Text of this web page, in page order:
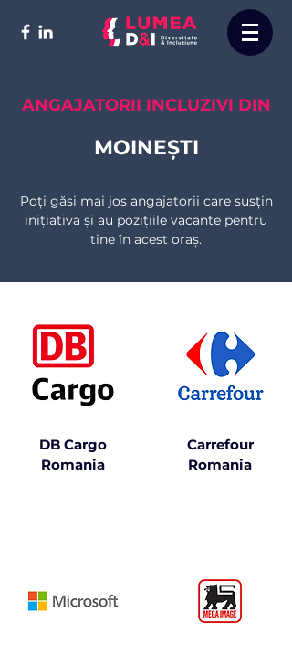
ANGAJATORII INCLUZIVI DIN
MOINEȘTI
Poți găsi mai jos angajatorii care susțin
inițiativa și au pozițiile vacante pentru
tine în acest oraș.
DB Cargo
Romania
Carrefour
Romania